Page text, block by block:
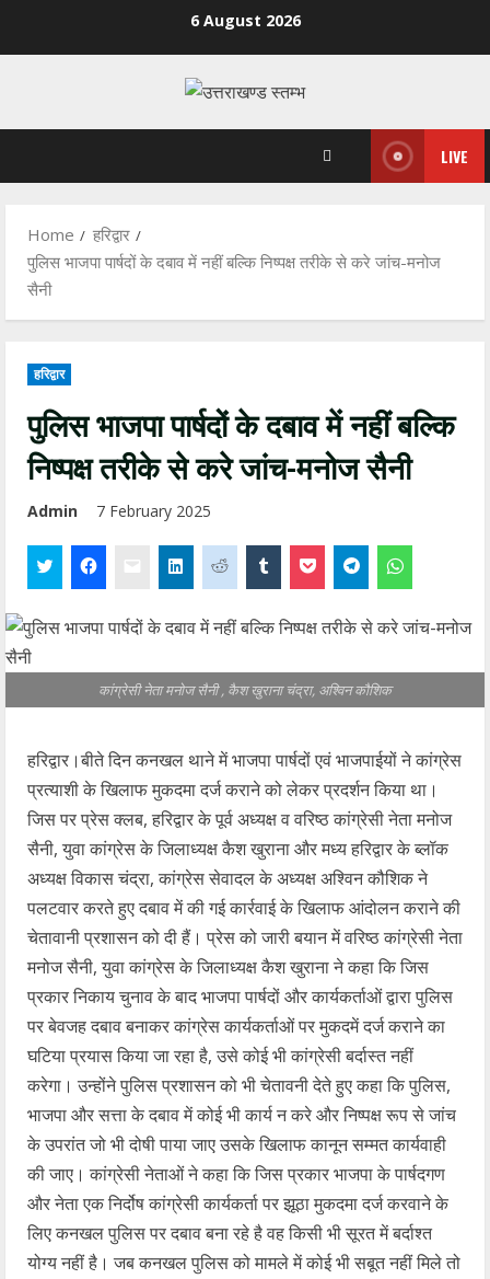
6 August 2026
LIVE
Home
हरिद्वार
पुलिस भाजपा पार्षदों के दबाव में नहीं बल्कि निष्पक्ष तरीके से करे जांच-मनोज
सैनी
हरिद्वार
पुलिस भाजपा पार्षदों के दबाव में नहीं बल्कि
निष्पक्ष तरीके से करे जांच-मनोज सैनी
Admin 7 February 2025
कांग्रेसी नेता मनोज सैनी , कैश खुराना चंद्रा, अश्विन कौशिक
हरिद्वार।बीते दिन कनखल थाने में भाजपा पार्षदों एवं भाजपाईयों ने कांग्रेस
प्रत्याशी के खिलाफ मुकदमा दर्ज कराने को लेकर प्रदर्शन किया था।
जिस पर प्रेस क्लब, हरिद्वार के पूर्व अध्यक्ष व वरिष्ठ कांग्रेसी नेता मनोज
सैनी, युवा कांग्रेस के जिलाध्यक्ष कैश खुराना और मध्य हरिद्वार के ब्लॉक
अध्यक्ष विकास चंद्रा, कांग्रेस सेवादल के अध्यक्ष अश्विन कौशिक ने
पलटवार करते हुए दबाव में की गई कार्रवाई के खिलाफ आंदोलन कराने की
चेतावानी प्रशासन को दी हैं। प्रेस को जारी बयान में वरिष्ठ कांग्रेसी नेता
मनोज सैनी, युवा कांग्रेस के जिलाध्यक्ष कैश खुराना ने कहा कि जिस
प्रकार निकाय चुनाव के बाद भाजपा पार्षदों और कार्यकर्ताओं द्वारा पुलिस
पर बेवजह दबाव बनाकर कांग्रेस कार्यकर्ताओं पर मुकदमें दर्ज कराने का
घटिया प्रयास किया जा रहा है, उसे कोई भी कांग्रेसी बर्दास्त नहीं
करेगा। उन्होंने पुलिस प्रशासन को भी चेतावनी देते हुए कहा कि पुलिस,
भाजपा और सत्ता के दबाव में कोई भी कार्य न करे और निष्पक्ष रूप से जांच
के उपरांत जो भी दोषी पाया जाए उसके खिलाफ कानून सम्मत कार्यवाही
की जाए। कांग्रेसी नेताओं ने कहा कि जिस प्रकार भाजपा के पार्षदगण
और नेता एक निर्दोष कांग्रेसी कार्यकर्ता पर झूठा मुकदमा दर्ज करवाने के
लिए कनखल पुलिस पर दबाव बना रहे है वह किसी भी सूरत में बर्दाश्त
योग्य नहीं है। जब कनखल पुलिस को मामले में कोई भी सबूत नहीं मिले तो